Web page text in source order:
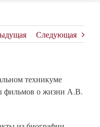
Следующая
техникуме
фильмов о жизни А.В.